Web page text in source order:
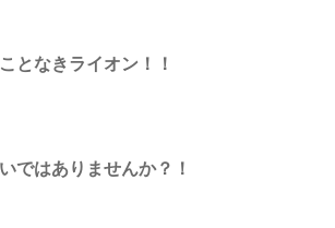
となきライオン！！
ではありませんか？！